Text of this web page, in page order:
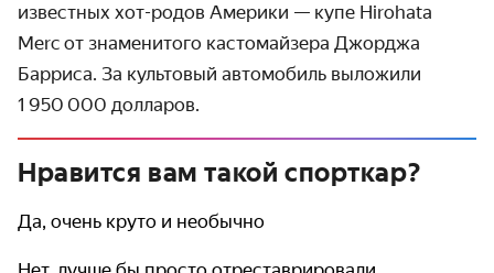
известных хот-родов Америки — купе Hirohata
Merc от знаменитого кастомайзера Джорджа
Барриса. За культовый автомобиль выложили
1 950 000 долларов.
Нравится вам такой спорткар?
Да, очень круто и необычно